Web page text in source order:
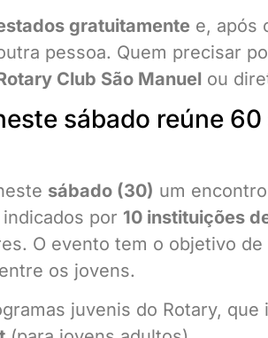
gratuitamente e, após
pessoa. Quem precisar
Club São Manuel ou
sábado reúne
sábado (30) um
indicados por 10 instituições
O evento tem o objetivo
os jovens.
juvenis do Rotary, que